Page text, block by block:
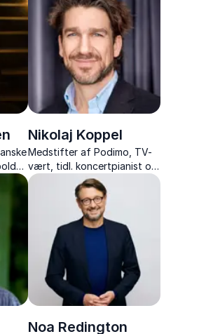
ædruelighed
Nikolaj Koppel
Medstifter af Podimo, TV-
vært, tidl. koncertpianist og
musikchef i Tivoli med
foredrag om karrierevalg,
kultur og at bryde
vanetænkning.
Noa Redington